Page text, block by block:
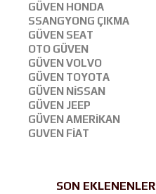
GÜVEN HONDA
SSANGYONG ÇIKMA
GÜVEN SEAT
OTO GÜVEN
GÜVEN VOLVO
GÜVEN TOYOTA
GÜVEN NİSSAN
GÜVEN JEEP
GÜVEN AMERİKAN
GUVEN FİAT
SON EKLENENLER